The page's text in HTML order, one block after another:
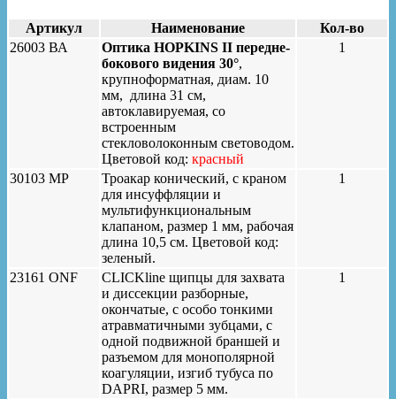
Артикул Наименование
Кол-во
26003 ВА
Оптика HOPKINS II передне-
бокового видения 30°,
крупноформатная, диам. 10
мм, длина 31 cм,
автоклавируемая, со
встроенным
стекловолоконным световодом.
Цветовой код: красный
1
30103 MP
Троакар конический, с краном
для инсуффляции и
мультифункциональным
клапаном, размер 1 мм, рабочая
длина 10,5 см. Цветовой код:
зеленый.
1
23161 ONF
CLICKline щипцы для захвата
и диссекции разборные,
окончатые, с особо тонкими
атравматичными зубцами, с
одной подвижной браншей и
разъемом для монополярной
коагуляции, изгиб тубуса по
DAPRI, размер 5 мм.
1